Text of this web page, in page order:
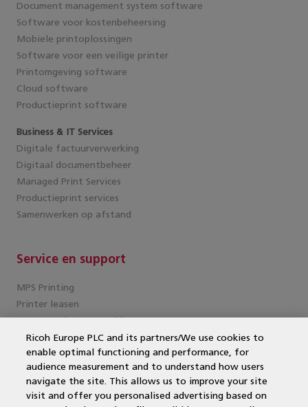
Document management system software
Software voor kostenbeheersing
Mobiele printoplossingen
Software voor een veilige printer
Printomgeving software
Cloud software
Productieprint software
Business & IT Services
Digitale factuurverwerking
Digitaal documentbeheer
Managed Print Services
Productieprint services
Samenwerken op afstand
Service en support
MPS Printing
Printer leasen
Kantoorprinter vergelijken
Kopieermachines
MPS offerte aanvragen
MFP
DocuWare
Ricoh Europe PLC and its partners/We use cookies to
enable optimal functioning and performance, for
audience measurement and to understand how users
navigate the site. This allows us to improve your site
visit and offer you personalised advertising based on